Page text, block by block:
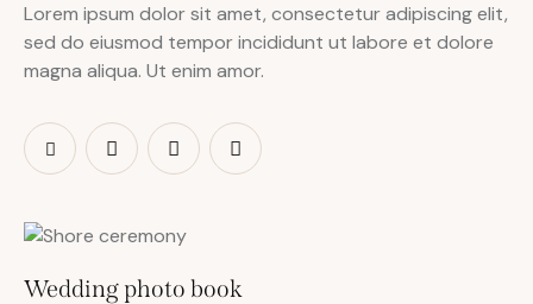
Lorem ipsum dolor sit amet, consectetur adipiscing elit,
sed do eiusmod tempor incididunt ut labore et dolore
magna aliqua. Ut enim amor.
Wedding photo book